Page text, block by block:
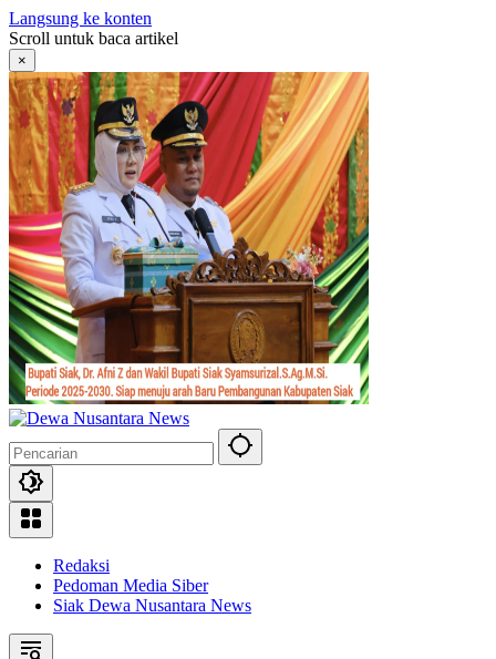
Langsung ke konten
Scroll untuk baca artikel
×
Redaksi
Pedoman Media Siber
Siak Dewa Nusantara News